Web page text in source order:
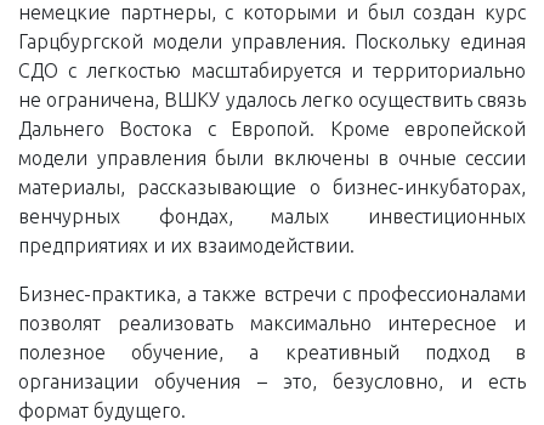
немецкие партнеры, с которыми и был создан курс
Гарцбургской модели управления. Поскольку единая
СДО с легкостью масштабируется и территориально
не ограничена, ВШКУ удалось легко осуществить связь
Дальнего Востока с Европой. Кроме европейской
модели управления были включены в очные сессии
материалы, рассказывающие о бизнес-инкубаторах,
венчурных фондах, малых инвестиционных
предприятиях и их взаимодействии.
Бизнес-практика, а также встречи с профессионалами
позволят реализовать максимально интересное и
полезное обучение, а креативный подход в
организации обучения – это, безусловно, и есть
формат будущего.